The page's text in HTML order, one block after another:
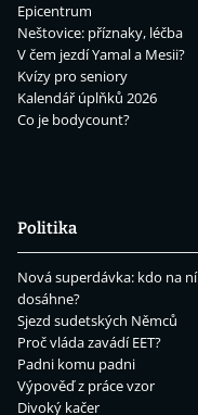
Epicentrum
Neštovice: příznaky, léčba
V čem jezdí Yamal a Mesii?
Kvízy pro seniory
Kalendář úplňků 2026
Co je bodycount?
Politika
Nová superdávka: kdo na ní
dosáhne?
Sjezd sudetských Němců
Proč vláda zavádí EET?
Padni komu padni
Výpověď z práce vzor
Divoký kačer